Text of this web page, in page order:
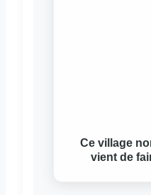
Ce village
vient de